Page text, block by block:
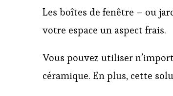
Les boîtes de fenêtre – ou
votre espace un aspect frais.
Vous pouvez utiliser
céramique. En plus, cette